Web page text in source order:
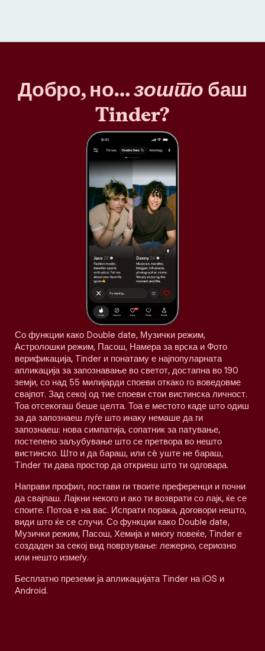
Добро, но…зошто баш
Tinder?
Со функции како Double date, Музички режим,
Астролошки режим, Пасош, Намера за врска и Фото
верификација, Tinder и понатаму е најпопуларната
апликација за запознавање во светот, достапна во 190
земји, со над 55 милијарди споеви откако го воведовме
свајпот. Зад секој од тие споеви стои вистинска личност.
Тоа отсекогаш беше целта. Тоа е местото каде што одиш
за да запознаеш луѓе што инаку немаше да ги
запознаеш: нова симпатија, сопатник за патување,
постепено заљубување што се претвора во нешто
вистинско. Што и да бараш, или сè уште не бараш,
Tinder ти дава простор да откриеш што ти одговара.
Направи профил, постави ги твоите преференци и почни
да свајпаш. Лајкни некого и ако ти возврати со лајк, ќе се
споите. Потоа е на вас. Испрати порака, договори нешто,
види што ќе се случи. Со функции како Double date,
Музички режим, Пасош, Хемија и многу повеќе, Tinder е
создаден за секој вид поврзување: лежерно, сериозно
или нешто измеѓу.
Бесплатно преземи ја апликацијата Tinder на iOS и
Android.